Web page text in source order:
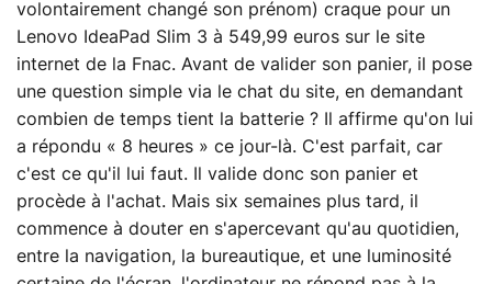
volontairement changé son prénom) craque pour un
Lenovo IdeaPad Slim 3 à 549,99 euros sur le site
internet de la Fnac. Avant de valider son panier, il pose
une question simple via le chat du site, en demandant
combien de temps tient la batterie ? Il affirme qu'on lui
a répondu « 8 heures » ce jour-là. C'est parfait, car
c'est ce qu'il lui faut. Il valide donc son panier et
procède à l'achat. Mais six semaines plus tard, il
commence à douter en s'apercevant qu'au quotidien,
entre la navigation, la bureautique, et une luminosité